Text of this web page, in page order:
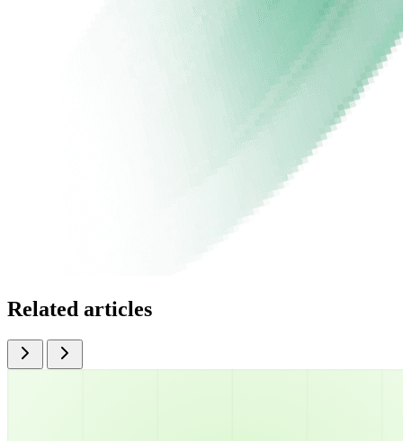
Related articles